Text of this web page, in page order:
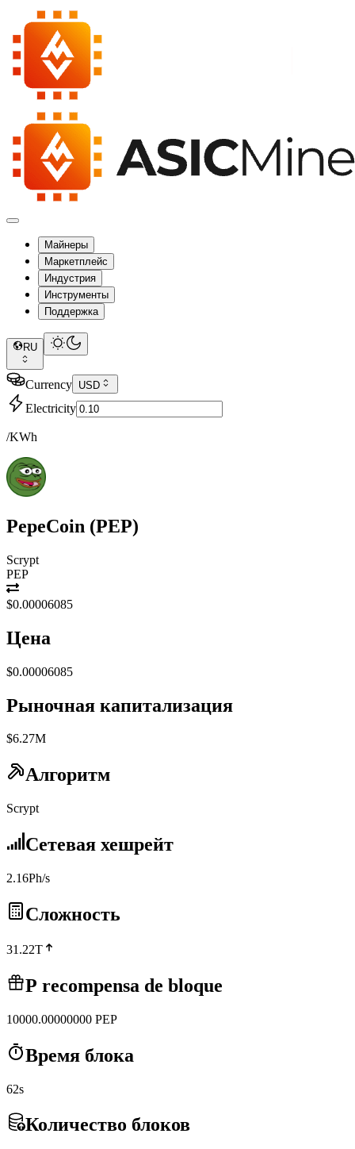
Майнеры
Маркетплейс
Индустрия
Инструменты
Поддержка
RU
Currency USD
Electricity
/KWh
PepeCoin (PEP)
Scrypt
PEP
$0.00006085
Цена
$0.00006085
Рыночная капитализация
$6.27M
Алгоритм
Scrypt
Сетевая хешрейт
2.16Ph/s
Сложность
31.22T
Р recompensa de bloque
10000.00000000 PEP
Время блока
62s
Количество блоков